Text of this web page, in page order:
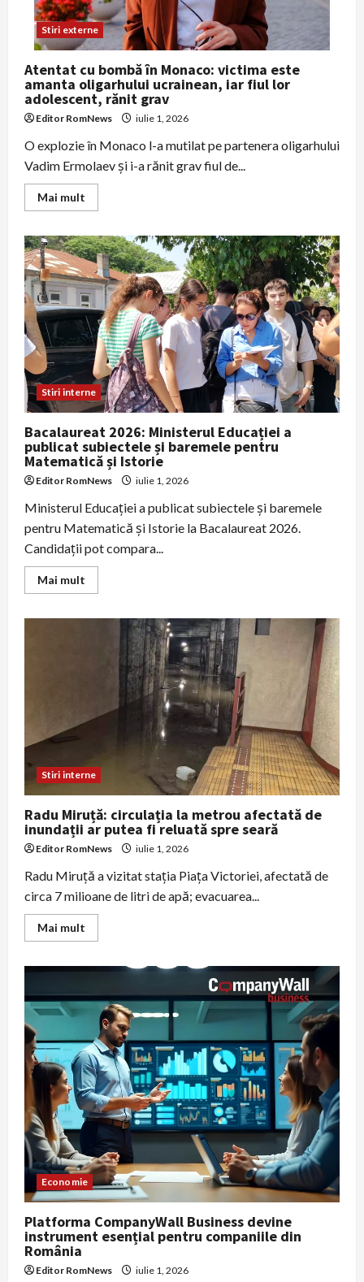
Stiri externe
Atentat cu bombă în Monaco: victima este
amanta oligarhului ucrainean, iar fiul lor
adolescent, rănit grav
Editor RomNews iulie 1, 2026
O explozie în Monaco l-a mutilat pe partenera oligarhului
Vadim Ermolaev şi i-a rănit grav fiul de...
Mai mult
more
cu
bombă
în
Monaco:
victima
este
amanta
oligarhului
ucrainean,
iar
fiul
lor
adolescent,
rănit
grav
Stiri interne
Bacalaureat 2026: Ministerul Educației a
publicat subiectele și baremele pentru
Matematică și Istorie
Editor RomNews iulie 1, 2026
Ministerul Educației a publicat subiectele și baremele
pentru Matematică și Istorie la Bacalaureat 2026.
Candidații pot compara...
Mai mult
more
Ministerul
Educației
subiectele
baremele
pentru
Matematică
Stiri interne
Radu Miruță: circulația la metrou afectată de
inundații ar putea fi reluată spre seară
Editor RomNews iulie 1, 2026
Radu Miruță a vizitat stația Piața Victoriei, afectată de
circa 7 milioane de litri de apă; evacuarea...
Mai mult
more
Miruță:
la
metrou
afectată
inundații
ar
putea
fi
reluată
spre
seară
Economie
Platforma CompanyWall Business devine
instrument esențial pentru companiile din
România
Editor RomNews iulie 1, 2026